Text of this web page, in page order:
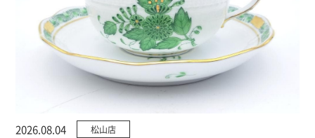
2026.08.04 松山店